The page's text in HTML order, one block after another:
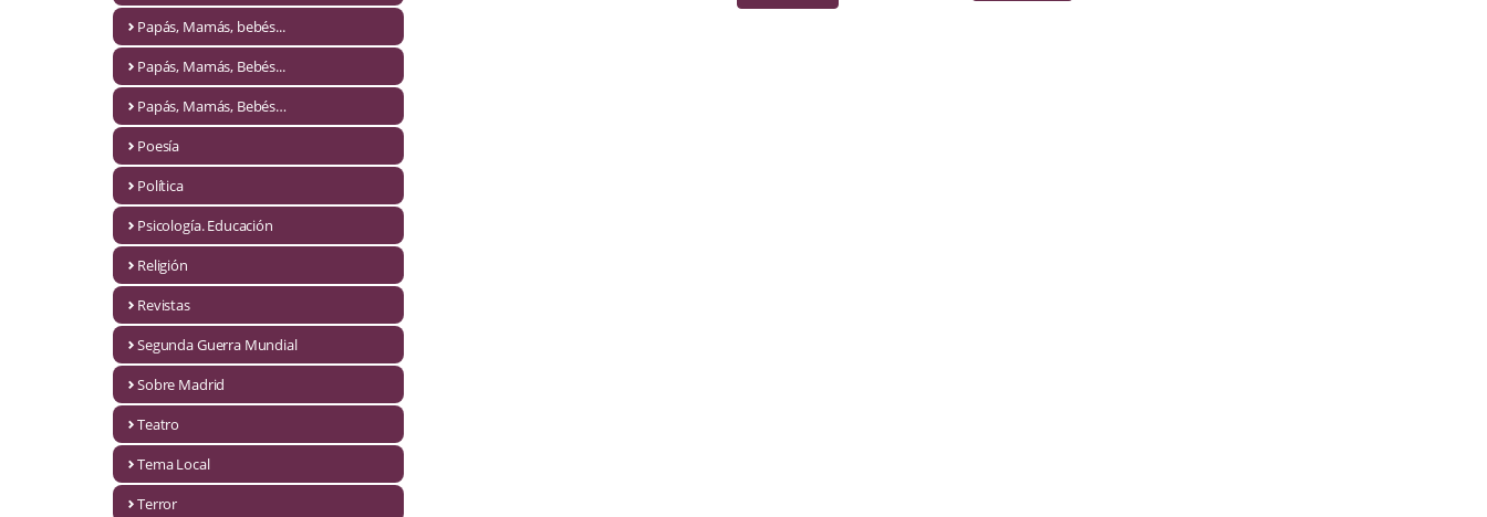
Novela Extranjera
Novela fantástica
Novela romántica
Otros idiomas
Papás, Mamás, bebés...
Papás, Mamás, Bebés...
Papás, Mamás, Bebés…
Papás, Mamás, bebés...
Papás, Mamás, Bebés...
Papás, Mamás, Bebés…
Poesía
Política
Psicología. Educación
Religión
Revistas
Segunda Guerra Mundial
Sobre Madrid
Teatro
Tema Local
Terror